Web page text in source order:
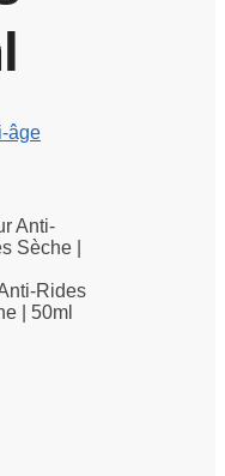
âge
Rides
| 50ml